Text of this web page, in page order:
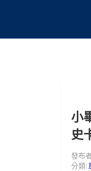
小
史
發布
分類: